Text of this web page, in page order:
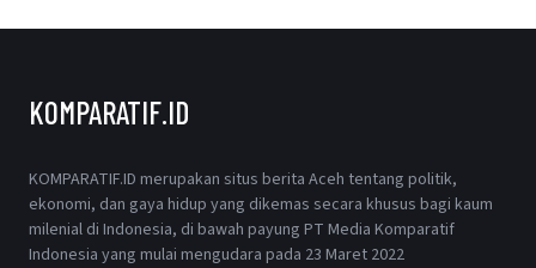
KOMPARATIF.ID
KOMPARATIF.ID merupakan situs berita Aceh tentang politik,
ekonomi, dan gaya hidup yang dikemas secara khusus bagi kaum
milenial di Indonesia, di bawah payung PT Media Komparatif
Indonesia yang mulai mengudara pada 23 Maret 2022